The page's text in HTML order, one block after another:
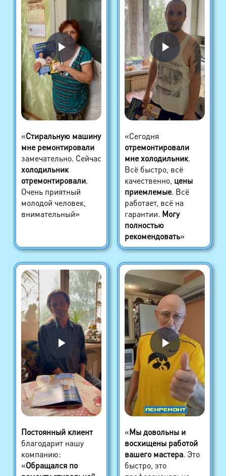
«Стиральную машину
мне ремонтировали
замечательно. Сейчас
холодильник
отремонтировали.
Очень приятный
молодой человек,
внимательный»
«Сегодня
отремонтировали
мне холодильник.
Всё быстро, всё
качественно, цены
приемлемые. Всё
работает, всё на
гарантии. Могу
полностью
рекомендовать»
Постоянный клиент
благодарит нашу
компанию:
«Обращался по
«Мы довольны и
восхищены работой
вашего мастера. Это
быстро, это